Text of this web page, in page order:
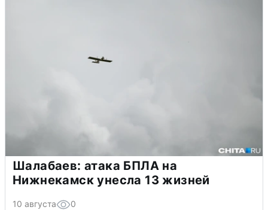
Шалабаев: атака БПЛА на
Нижнекамск унесла 13 жизней
10 августа 0